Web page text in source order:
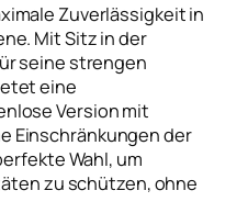
Zuverlässigkeit in
Mit Sitz in der
seine strengen
eine
Version mit
Einschränkungen der
Wahl, um
zu schützen, ohne